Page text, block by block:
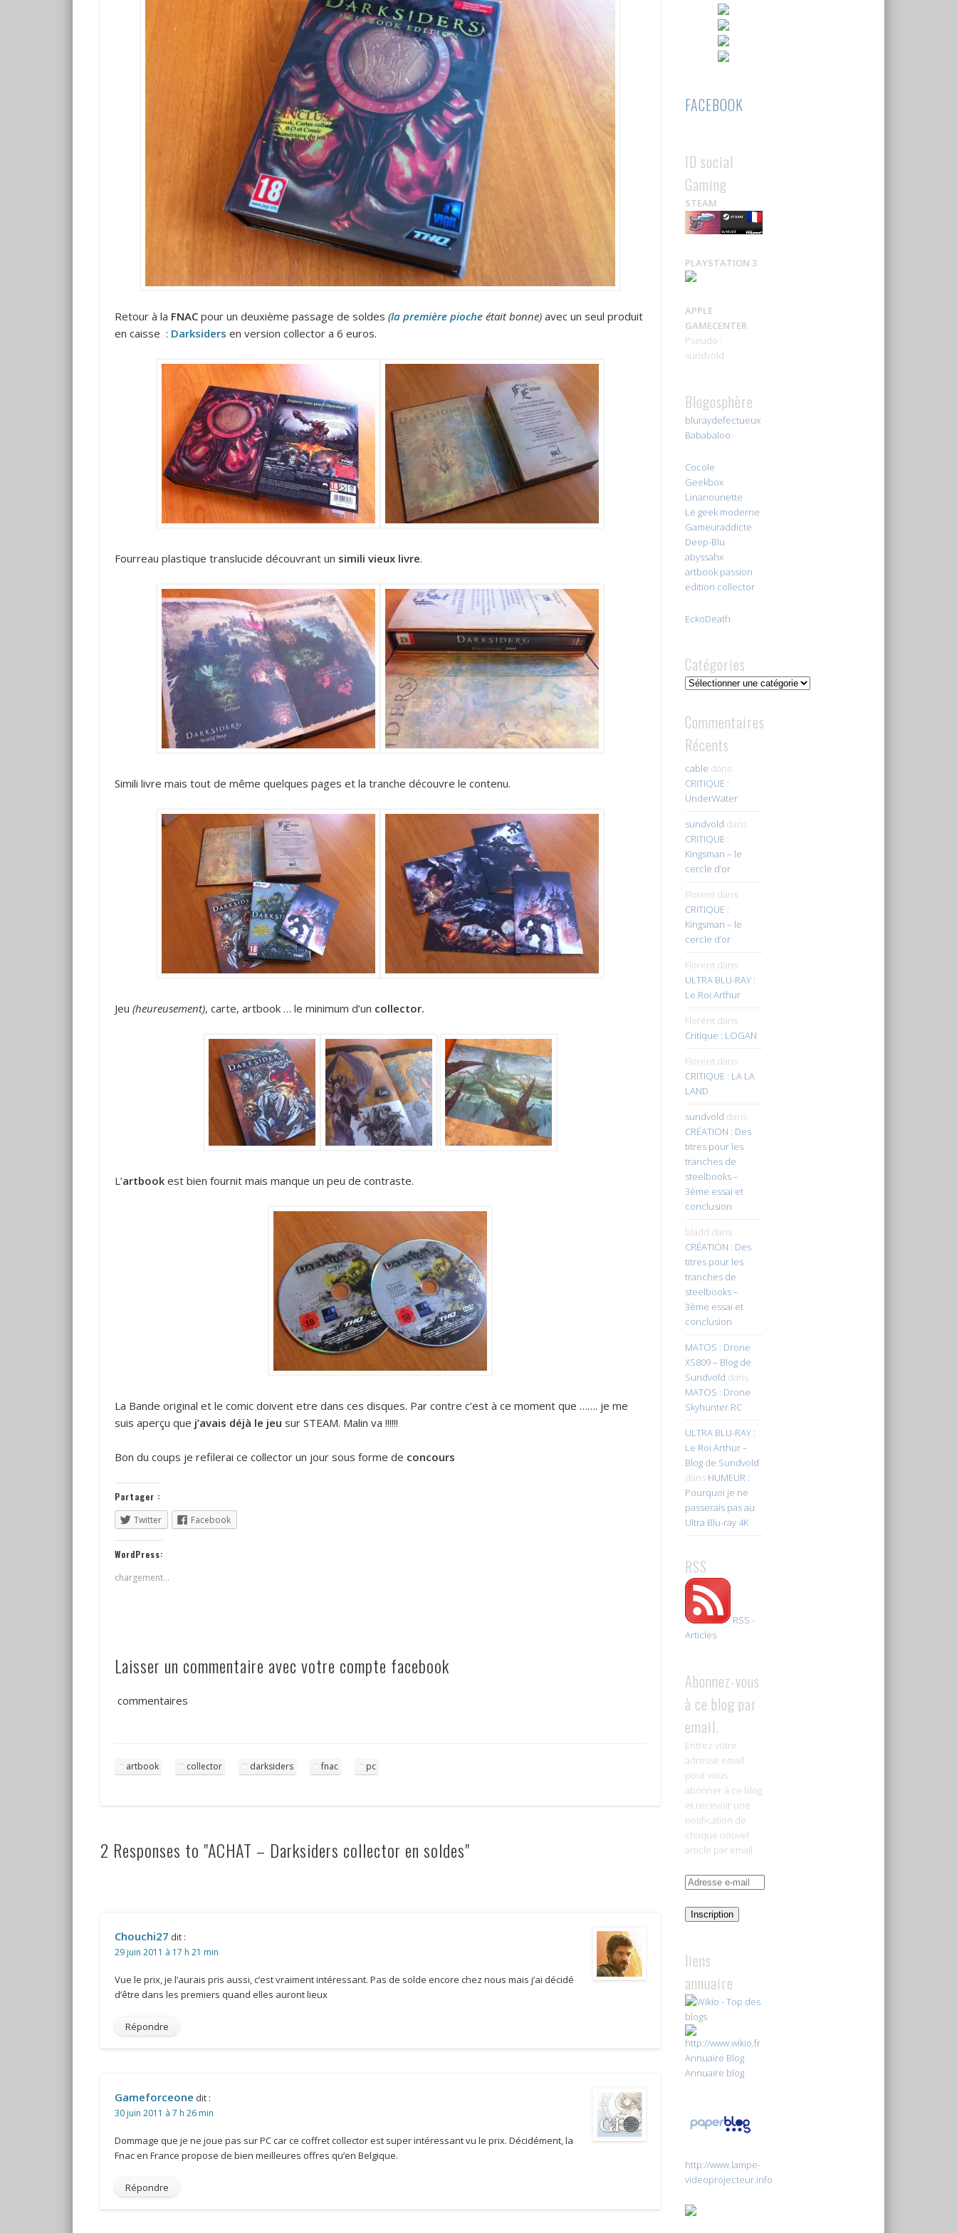
Retour à la FNACpour un deuxième passage de soldes (la première piocheétait bonne)avec un seul produit
en caisse : Darksiders en version collector a 6 euros.
Fourreau plastique translucide découvrant un simili vieux livre.
Simili livre mais tout de même quelques pages et la tranche découvre le contenu.
Jeu (heureusement), carte, artbook … le minimum d’un collector.
L’artbookest bien fournit mais manque un peu de contraste.
La Bande original et le comic doivent etre dans ces disques. Par contre c’est à ce moment que ……. je me
suis aperçu que j’avais déjà le jeu sur STEAM. Malin va !!!!!!
Bon du coups je refilerai ce collector un jour sous forme de concours
Partager :
Twitter
Facebook
WordPress:
chargement…
Laisser un commentaire avec votre compte facebook
commentaires
artbook collector darksiders fnac pc
2 Responses to "ACHAT – Darksiders collector en soldes"
Chouchi27 dit :
29 juin 2011 à 17 h 21 min
Vue le prix, je l’aurais pris aussi, c’est vraiment intéressant. Pas de solde encore chez nous mais j’ai décidé
d’être dans les premiers quand elles auront lieux
Répondre
Gameforceone dit :
30 juin 2011 à 7 h 26 min
Dommage que je ne joue pas sur PC car ce coffret collector est super intéressant vu le prix. Décidément, la
Fnac en France propose de bien meilleures offres qu’en Belgique.
Répondre
FACEBOOK
ID social
Gaming
STEAM
PLAYSTATION 3
APPLE
GAMECENTER
Pseudo :
sundvold
Blogosphère
bluraydefectueux
Bababaloo
Cocole
Geekbox
Linanounette
Le geek moderne
Gameuraddicte
Deep-Blu
abyssahx
artbook passion
edition collector
EckoDeath
Catégories
Catégories
Commentaires
Récents
cable dans
CRITIQUE :
UnderWater
sundvold dans
CRITIQUE :
Kingsman – le
cercle d’or
Florentdans
CRITIQUE :
Kingsman – le
cercle d’or
Florentdans
ULTRA BLU-RAY :
Le Roi Arthur
Florentdans
Critique : LOGAN
Florentdans
CRITIQUE : LA LA
LAND
sundvold dans
CRÉATION : Des
titres pour les
tranches de
steelbooks –
3ème essai et
conclusion
bladd dans
CRÉATION : Des
titres pour les
tranches de
steelbooks –
3ème essai et
conclusion
MATOS : Drone
XS809 – Blog de
Sundvold dans
MATOS : Drone
Skyhunter RC
ULTRA BLU-RAY :
Le Roi Arthur –
Blog de Sundvold
dans HUMEUR :
Pourquoi je ne
passerais pas au
Ultra Blu-ray 4K
RSS
RSS -
Articles
Abonnez-vous
à ce blog par
email.
Entrez votre
adresse email
pour vous
abonner à ce blog
et recevoir une
notification de
chaque nouvel
article par email.
Adresse
mailInscription
liens
annuaire
Annuaire Blog
Annuaire blog
http://www.lampe-
videoprojecteur.info